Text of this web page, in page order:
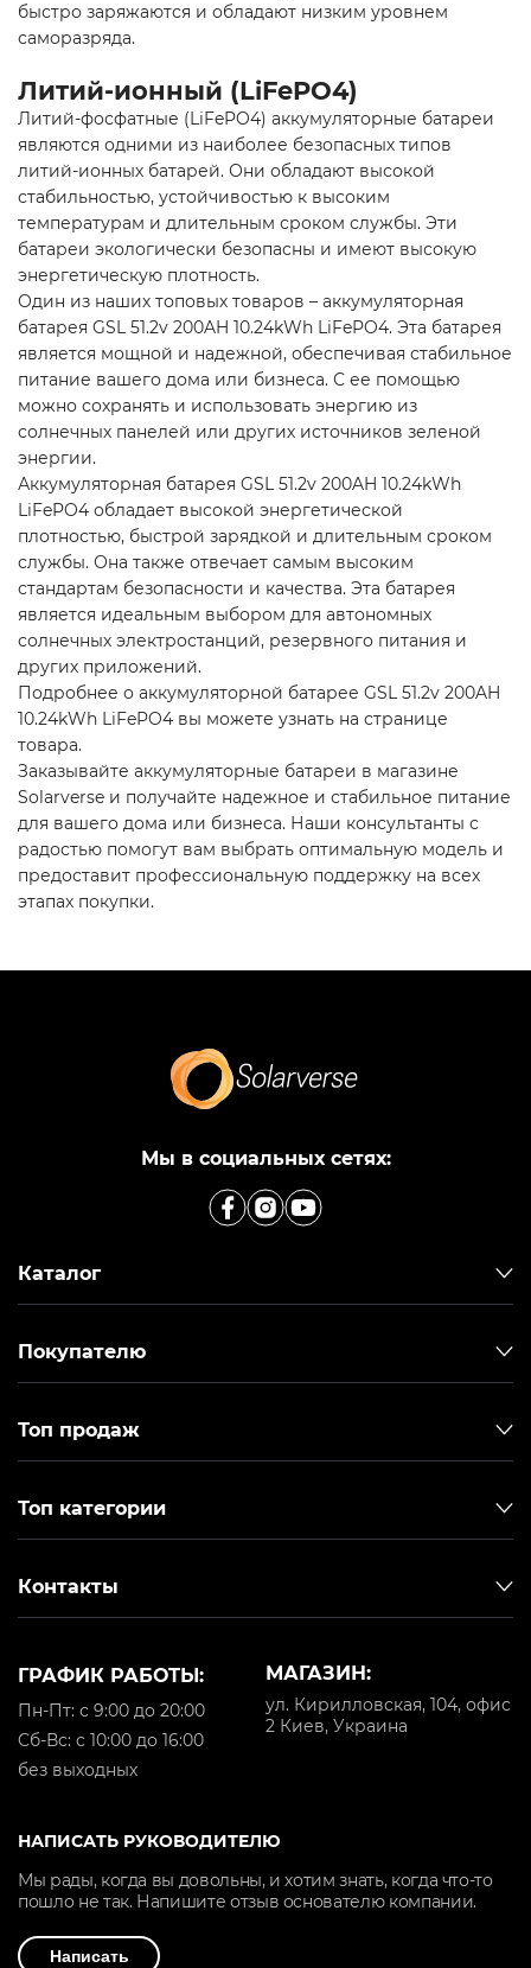
быстро заряжаются и обладают низким уровнем
саморазряда.
Литий-ионный (LiFePO4)
Литий-фосфатные (LiFePO4) аккумуляторные батареи
являются одними из наиболее безопасных типов
литий-ионных батарей. Они обладают высокой
стабильностью, устойчивостью к высоким
температурам и длительным сроком службы. Эти
батареи экологически безопасны и имеют высокую
энергетическую плотность.
Один из наших топовых товаров – аккумуляторная
батарея GSL 51.2v 200AH 10.24kWh LiFePO4. Эта батарея
является мощной и надежной, обеспечивая стабильное
питание вашего дома или бизнеса. С ее помощью
можно сохранять и использовать энергию из
солнечных панелей или других источников зеленой
энергии.
Аккумуляторная батарея GSL 51.2v 200AH 10.24kWh
LiFePO4 обладает высокой энергетической
плотностью, быстрой зарядкой и длительным сроком
службы. Она также отвечает самым высоким
стандартам безопасности и качества. Эта батарея
является идеальным выбором для автономных
солнечных электростанций, резервного питания и
других приложений.
Подробнее о аккумуляторной батарее GSL 51.2v 200AH
10.24kWh LiFePO4 вы можете узнать на странице
товара.
Заказывайте аккумуляторные батареи в магазине
Solarverse и получайте надежное и стабильное питание
для вашего дома или бизнеса. Наши консультанты с
радостью помогут вам выбрать оптимальную модель и
предоставит профессиональную поддержку на всех
этапах покупки.
Мы в социальных сетях:
Каталог
Покупателю
Топ продаж
Топ категории
Контакты
МАГАЗИН:
ул. Кирилловская, 104, офис
2 Киев, Украина
ГРАФИК РАБОТЫ:
Пн-Пт: с 9:00 до 20:00
Cб-Вс: с 10:00 до 16:00
без выходных
НАПИСАТЬ РУКОВОДИТЕЛЮ
Мы рады, когда вы довольны, и хотим знать, когда что-то
пошло не так. Напишите отзыв основателю компании.
Написать